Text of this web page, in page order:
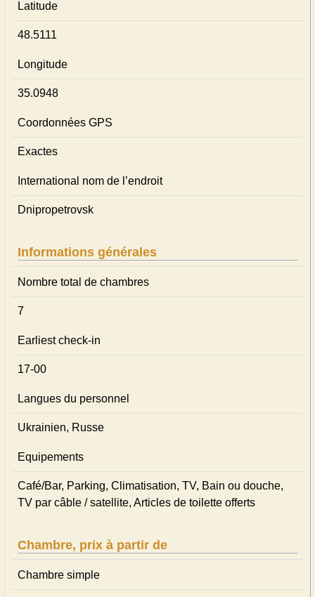
Latitude
48.5111
Longitude
35.0948
Coordonnées GPS
Exactes
International nom de l’endroit
Dnipropetrovsk
Informations générales
Nombre total de chambres
7
Earliest check-in
17-00
Langues du personnel
Ukrainien, Russe
Equipements
Café/Bar, Parking, Climatisation, TV, Bain ou douche,
TV par câble / satellite, Articles de toilette offerts
Chambre, prix à partir de
Chambre simple